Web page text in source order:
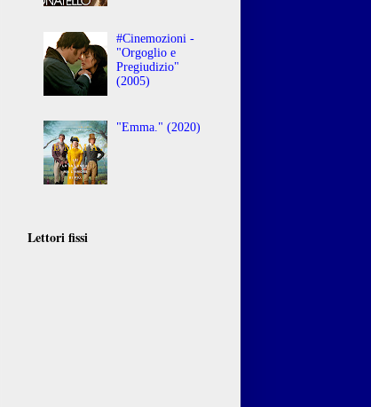
#Cinemozioni -
"Orgoglio e
Pregiudizio"
(2005)
"Emma." (2020)
Lettori fissi